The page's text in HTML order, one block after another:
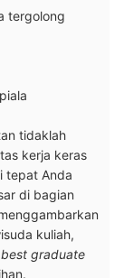
tergolong
tidaklah
kerja keras
tepat Anda
di bagian
kuliah,
best graduate